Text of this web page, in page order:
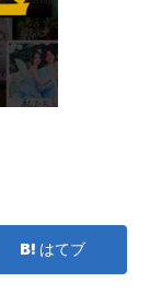
はてブ